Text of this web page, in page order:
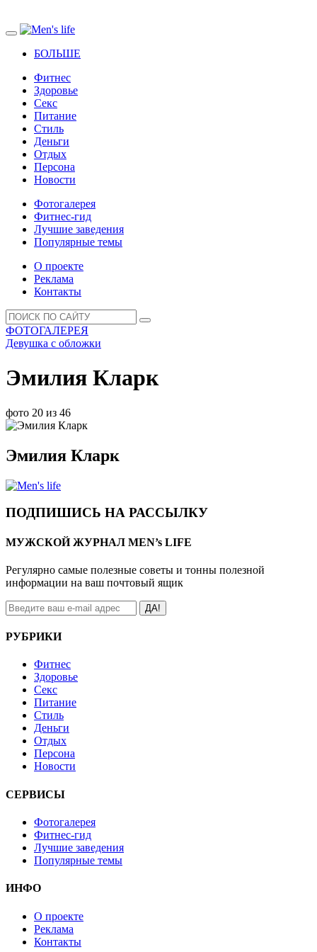
БОЛЬШЕ
Фитнес
Здоровье
Секс
Питание
Стиль
Деньги
Отдых
Персона
Новости
Фотогалерея
Фитнес-гид
Лучшие заведения
Популярные темы
О проекте
Реклама
Контакты
ФОТОГАЛЕРЕЯ
Девушка с обложки
Эмилия Кларк
фото 20 из 46
Эмилия Кларк
ПОДПИШИСЬ НА РАССЫЛКУ
МУЖСКОЙ ЖУРНАЛ MEN’s LIFE
Регулярно самые полезные советы и тонны полезной
информации на ваш почтовый ящик
ДА!
РУБРИКИ
Фитнес
Здоровье
Секс
Питание
Стиль
Деньги
Отдых
Персона
Новости
СЕРВИСЫ
Фотогалерея
Фитнес-гид
Лучшие заведения
Популярные темы
ИНФО
О проекте
Реклама
Контакты